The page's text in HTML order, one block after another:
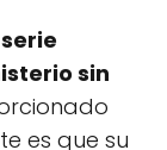
sin
es que su